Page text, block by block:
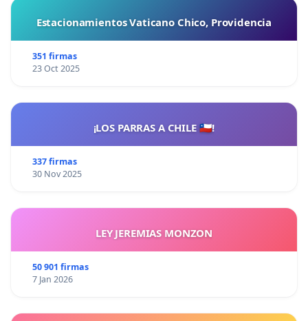
Estacionamientos Vaticano Chico, Providencia
351 firmas
23 Oct 2025
¡LOS PARRAS A CHILE 🇨🇱!
337 firmas
30 Nov 2025
LEY JEREMIAS MONZON
50 901 firmas
7 Jan 2026